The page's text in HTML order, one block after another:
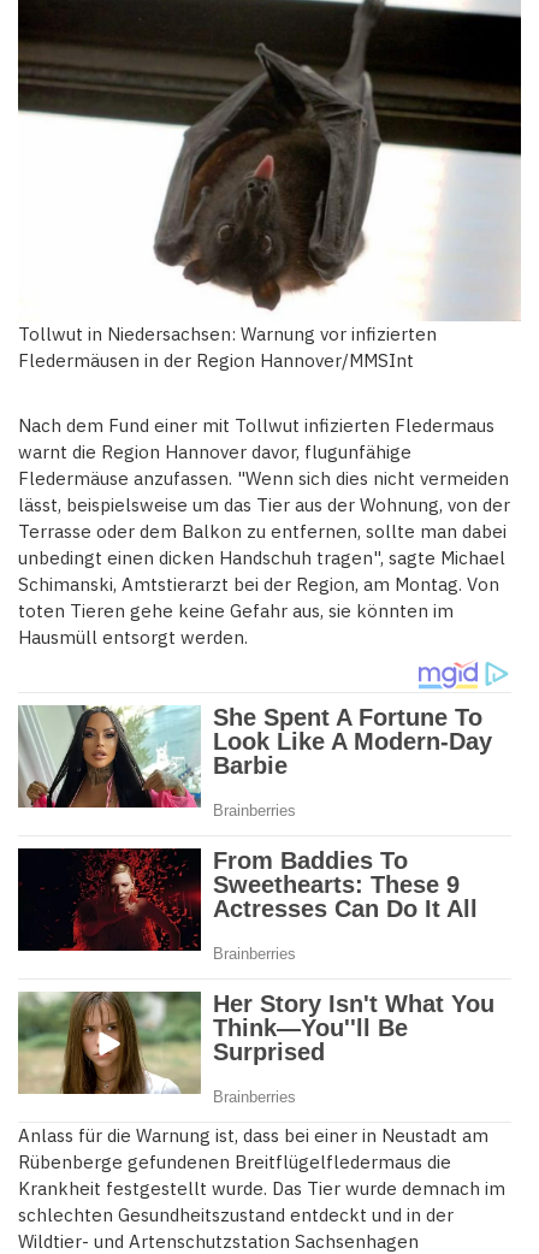
Tollwut in Niedersachsen: Warnung vor infizierten
Fledermäusen in der Region Hannover/MMSInt
Nach dem Fund einer mit Tollwut infizierten Fledermaus
warnt die Region Hannover davor, flugunfähige
Fledermäuse anzufassen. "Wenn sich dies nicht vermeiden
lässt, beispielsweise um das Tier aus der Wohnung, von der
Terrasse oder dem Balkon zu entfernen, sollte man dabei
unbedingt einen dicken Handschuh tragen", sagte Michael
Schimanski, Amtstierarzt bei der Region, am Montag. Von
toten Tieren gehe keine Gefahr aus, sie könnten im
Hausmüll entsorgt werden.
Anlass für die Warnung ist, dass bei einer in Neustadt am
Rübenberge gefundenen Breitflügelfledermaus die
Krankheit festgestellt wurde. Das Tier wurde demnach im
schlechten Gesundheitszustand entdeckt und in der
Wildtier- und Artenschutzstation Sachsenhagen